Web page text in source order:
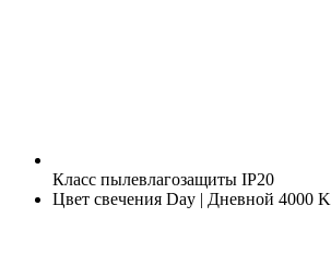
Класс пылевлагозащиты IP20
Цвет свечения Day | Дневной 4000 K